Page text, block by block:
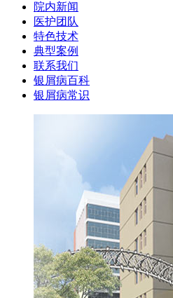
院内新闻
医护团队
特色技术
典型案例
联系我们
银屑病百科
银屑病常识